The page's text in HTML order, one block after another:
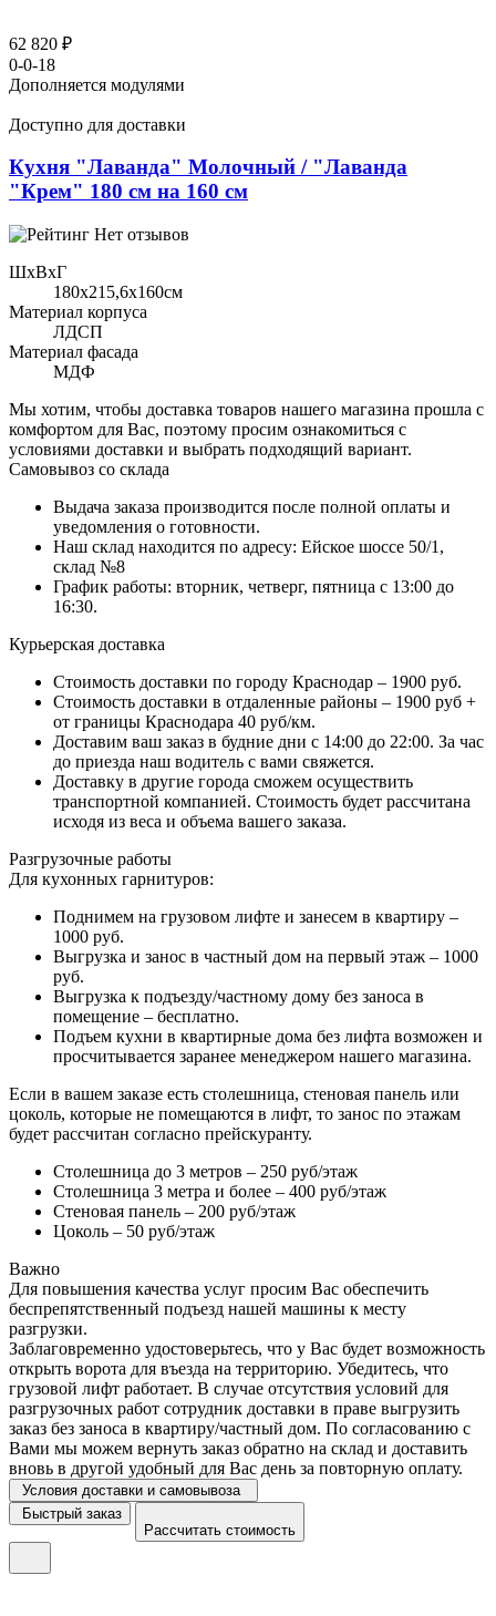
62 820 ₽
0-0-18
Дополняется модулями
Доступно для доставки
Кухня "Лаванда" Молочный / "Лаванда
"Крем" 180 см на 160 см
Нет отзывов
ШхВхГ
180x215,6х160см
Материал корпуса
ЛДСП
Материал фасада
МДФ
Мы хотим, чтобы доставка товаров нашего магазина прошла с
комфортом для Вас, поэтому просим ознакомиться с
условиями доставки и выбрать подходящий вариант.
Самовывоз со склада
Выдача заказа производится после полной оплаты и
уведомления о готовности.
Наш склад находится по адресу: Ейское шоссе 50/1,
склад №8
График работы: вторник, четверг, пятница с 13:00 до
16:30.
Курьерская доставка
Стоимость доставки по городу Краснодар – 1900 руб.
Стоимость доставки в отдаленные районы – 1900 руб +
от границы Краснодара 40 руб/км.
Доставим ваш заказ в будние дни с 14:00 до 22:00. За час
до приезда наш водитель с вами свяжется.
Доставку в другие города сможем осуществить
транспортной компанией. Стоимость будет рассчитана
исходя из веса и объема вашего заказа.
Разгрузочные работы
Для кухонных гарнитуров:
Поднимем на грузовом лифте и занесем в квартиру –
1000 руб.
Выгрузка и занос в частный дом на первый этаж – 1000
руб.
Выгрузка к подъезду/частному дому без заноса в
помещение – бесплатно.
Подъем кухни в квартирные дома без лифта возможен и
просчитывается заранее менеджером нашего магазина.
Если в вашем заказе есть столешница, стеновая панель или
цоколь, которые не помещаются в лифт, то занос по этажам
будет рассчитан согласно прейскуранту.
Столешница до 3 метров – 250 руб/этаж
Столешница 3 метра и более – 400 руб/этаж
Стеновая панель – 200 руб/этаж
Цоколь – 50 руб/этаж
Важно
Для повышения качества услуг просим Вас обеспечить
беспрепятственный подъезд нашей машины к месту
разгрузки.
Заблаговременно удостоверьтесь, что у Вас будет возможность
открыть ворота для въезда на территорию. Убедитесь, что
грузовой лифт работает. В случае отсутствия условий для
разгрузочных работ сотрудник доставки в праве выгрузить
заказ без заноса в квартиру/частный дом. По согласованию с
Вами мы можем вернуть заказ обратно на склад и доставить
вновь в другой удобный для Вас день за повторную оплату.
Условия доставки и самовывоза
Быстрый заказ
Рассчитать стоимость